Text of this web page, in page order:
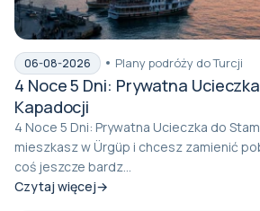
06-08-2026 Plany podróży do Turcji
4 Noce 5 Dni: Prywatna
Kapadocji
4 Noce 5 Dni: Prywatna Ucieczka do
mieszkasz w Ürgüp i chcesz zamienić
coś jeszcze bardz...
Czytaj więcej